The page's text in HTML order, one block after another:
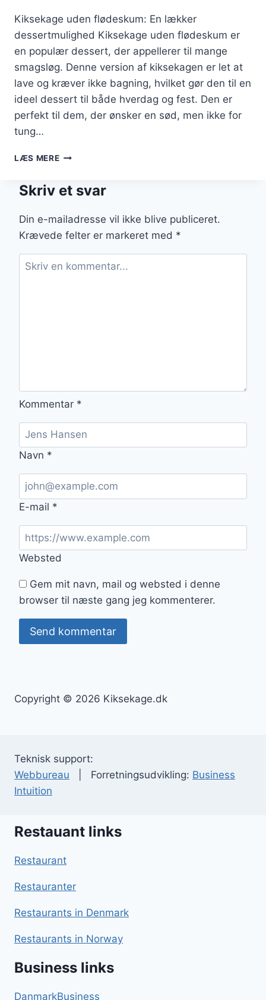
Kiksekage uden flødeskum: En lækker
dessertmulighed Kiksekage uden flødeskum er
en populær dessert, der appellerer til mange
smagsløg. Denne version af kiksekagen er let at
lave og kræver ikke bagning, hvilket gør den til en
ideel dessert til både hverdag og fest. Den er
perfekt til dem, der ønsker en sød, men ikke for
tung…
LÆS MEREKIKSEKAGE
TIL
SMAGSLØG
Skriv et svar
Din e-mailadresse vil ikke blive publiceret.
Krævede felter er markeret med *
Kommentar *
Navn *
E-mail *
Websted
Gem mit navn, mail og websted i denne
browser til næste gang jeg kommenterer.
Copyright © 2026 Kiksekage.dk
Teknisk support:
Webbureau | Forretningsudvikling: Business
Intuition
Restauant links
Restaurant
Restauranter
Restaurants in Denmark
Restaurants in Norway
Business links
DanmarkBusiness